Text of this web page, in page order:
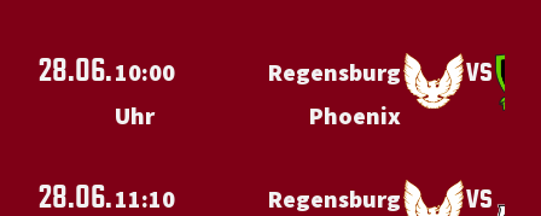
28.06.10:00
Uhr
Regensburg
Phoenix
vs
28.06.11:10
Regensburg
vs